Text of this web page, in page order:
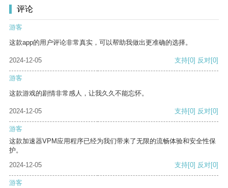
评论
游客
这款app的用户评论非常真实，可以帮助我做出更准确的选择。
2024-12-05 支持[0] 反对[0]
游客
这款游戏的剧情非常感人，让我久久不能忘怀。
2024-12-05 支持[0] 反对[0]
游客
这款加速器VPM应用程序已经为我们带来了无限的流畅体验和安全性保
护。
2024-12-05
支持[0] 反对[0]
游客